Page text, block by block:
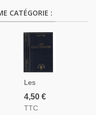
CATÉGORIE :
Les
Carnassiers,
André
4,50 €
TTC